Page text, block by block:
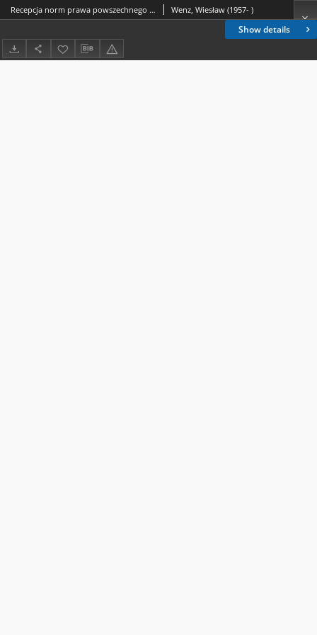
Show details
Recepcja norm prawa powszechnego o szafarzu sakramentu chrztu świętego w prawie partykularnym wybranych synodów diecezjalnych w Polsce Wenz, Wiesław (1957- )